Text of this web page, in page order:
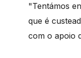
"Tentámos
que é
com o apoio